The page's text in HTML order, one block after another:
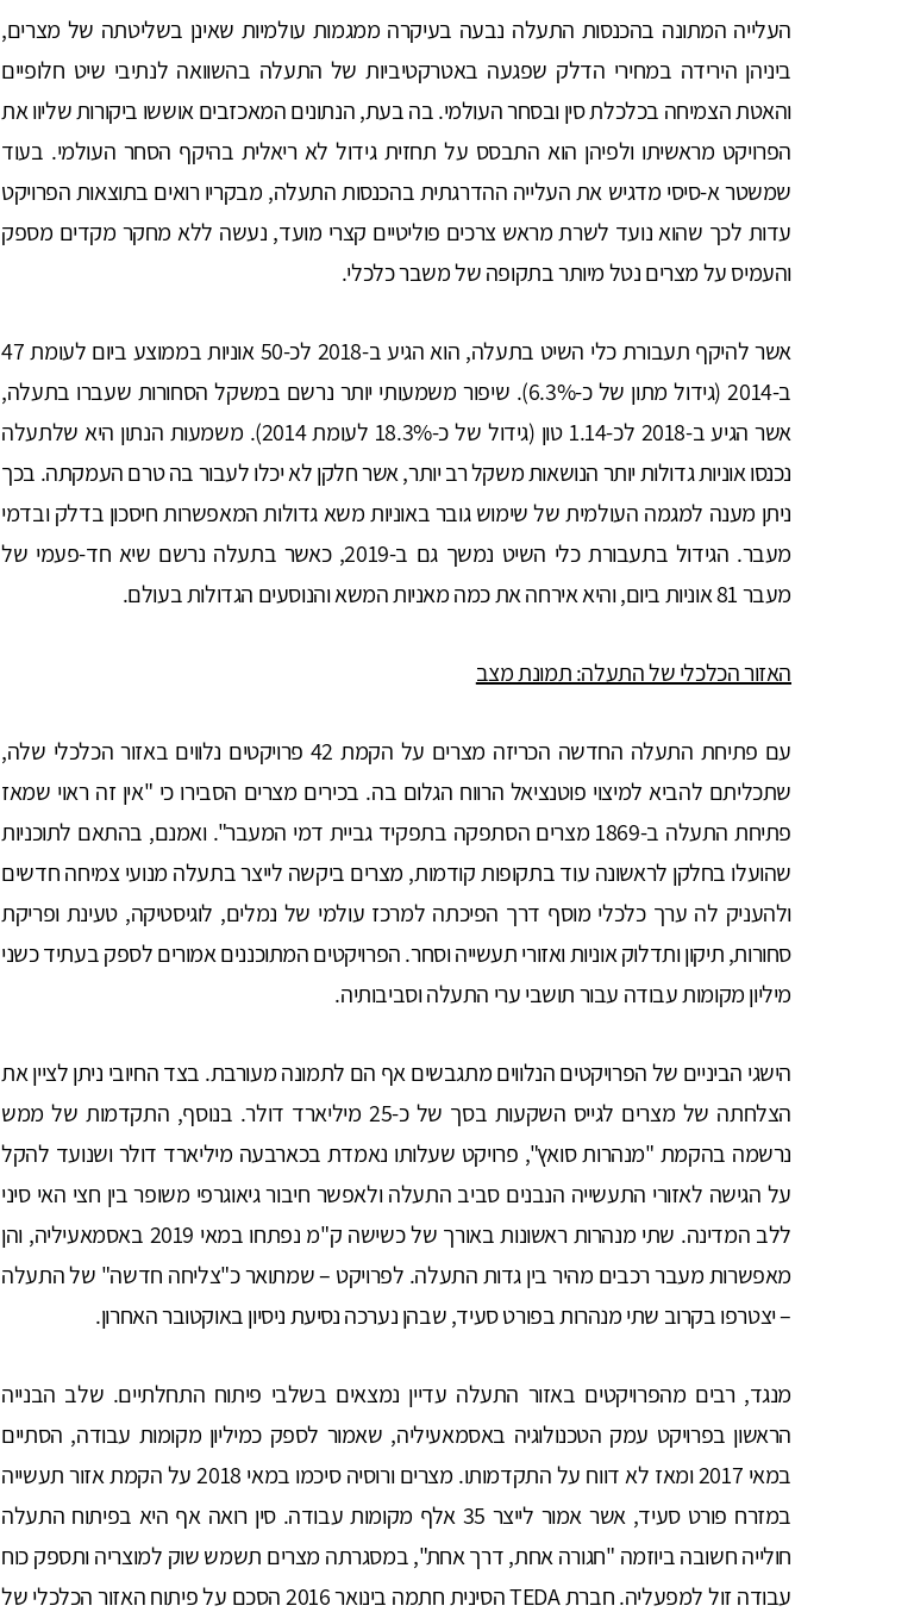
העלייה המתונה בהכנסות התעלה נבעה בעיקרה ממגמות עולמיות שאינן בשליטתה של מצרים,
ביניהן הירידה במחירי הדלק שפגעה באטרקטיביות של התעלה בהשוואה לנתיבי שיט חלופיים
והאטת הצמיחה בכלכלת סין ובסחר העולמי. בה בעת, הנתונים המאכזבים אוששו ביקורות שליוו את
הפרויקט מראשיתו ולפיהן הוא התבסס על תחזית גידול לא ריאלית בהיקף הסחר העולמי. בעוד
שמשטר א-סיסי מדגיש את העלייה ההדרגתית בהכנסות התעלה, מבקריו רואים בתוצאות הפרויקט
עדות לכך שהוא נועד לשרת מראש צרכים פוליטיים קצרי מועד, נעשה ללא מחקר מקדים מספק
והעמיס על מצרים נטל מיותר בתקופה של משבר כלכלי.
אשר להיקף תעבורת כלי השיט בתעלה, הוא הגיע ב-2018 לכ-50 אוניות בממוצע ביום לעומת 47
ב-2014 (גידול מתון של כ-6.3%). שיפור משמעותי יותר נרשם במשקל הסחורות שעברו בתעלה,
אשר הגיע ב-2018 לכ-1.14 טון (גידול של כ-18.3% לעומת 2014). משמעות הנתון היא שלתעלה
נכנסו אוניות גדולות יותר הנושאות משקל רב יותר, אשר חלקן לא יכלו לעבור בה טרם העמקתה. בכך
ניתן מענה למגמה העולמית של שימוש גובר באוניות משא גדולות המאפשרות חיסכון בדלק ובדמי
מעבר. הגידול בתעבורת כלי השיט נמשך גם ב-2019, כאשר בתעלה נרשם שיא חד-פעמי של
מעבר 81 אוניות ביום, והיא אירחה את כמה מאניות המשא והנוסעים הגדולות בעולם.
האזור הכלכלי של התעלה: תמונת מצב
עם פתיחת התעלה החדשה הכריזה מצרים על הקמת 42 פרויקטים נלווים באזור הכלכלי שלה,
שתכליתם להביא למיצוי פוטנציאל הרווח הגלום בה. בכירים מצרים הסבירו כי "אין זה ראוי שמאז
פתיחת התעלה ב-1869 מצרים הסתפקה בתפקיד גביית דמי המעבר". ואמנם, בהתאם לתוכניות
שהועלו בחלקן לראשונה עוד בתקופות קודמות, מצרים ביקשה לייצר בתעלה מנועי צמיחה חדשים
ולהעניק לה ערך כלכלי מוסף דרך הפיכתה למרכז עולמי של נמלים, לוגיסטיקה, טעינת ופריקת
סחורות, תיקון ותדלוק אוניות ואזורי תעשייה וסחר. הפרויקטים המתוכננים אמורים לספק בעתיד כשני
מיליון מקומות עבודה עבור תושבי ערי התעלה וסביבותיה.
הישגי הביניים של הפרויקטים הנלווים מתגבשים אף הם לתמונה מעורבת. בצד החיובי ניתן לציין את
הצלחתה של מצרים לגייס השקעות בסך של כ-25 מיליארד דולר. בנוסף, התקדמות של ממש
נרשמה בהקמת "מנהרות סואץ", פרויקט שעלותו נאמדת בכארבעה מיליארד דולר ושנועד להקל
על הגישה לאזורי התעשייה הנבנים סביב התעלה ולאפשר חיבור גיאוגרפי משופר בין חצי האי סיני
ללב המדינה. שתי מנהרות ראשונות באורך של כשישה ק"מ נפתחו במאי 2019 באסמאעיליה, והן
מאפשרות מעבר רכבים מהיר בין גדות התעלה. לפרויקט – שמתואר כ"צליחה חדשה" של התעלה
– יצטרפו בקרוב שתי מנהרות בפורט סעיד, שבהן נערכה נסיעת ניסיון באוקטובר האחרון.
מנגד, רבים מהפרויקטים באזור התעלה עדיין נמצאים בשלבי פיתוח התחלתיים. שלב הבנייה
הראשון בפרויקט עמק הטכנולוגיה באסמאעיליה, שאמור לספק כמיליון מקומות עבודה, הסתיים
במאי 2017 ומאז לא דווח על התקדמותו. מצרים ורוסיה סיכמו במאי 2018 על הקמת אזור תעשייה
במזרח פורט סעיד, אשר אמור לייצר 35 אלף מקומות עבודה. סין רואה אף היא בפיתוח התעלה
חולייה חשובה ביוזמה "חגורה אחת, דרך אחת", במסגרתה מצרים תשמש שוק למוצריה ותספק כוח
עבודה זול למפעליה. חברת TEDA הסינית חתמה בינואר 2016 הסכם על פיתוח האזור הכלכלי של